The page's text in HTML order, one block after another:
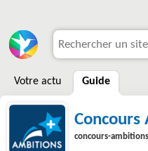
Votre actu Guide
Concours
concours-